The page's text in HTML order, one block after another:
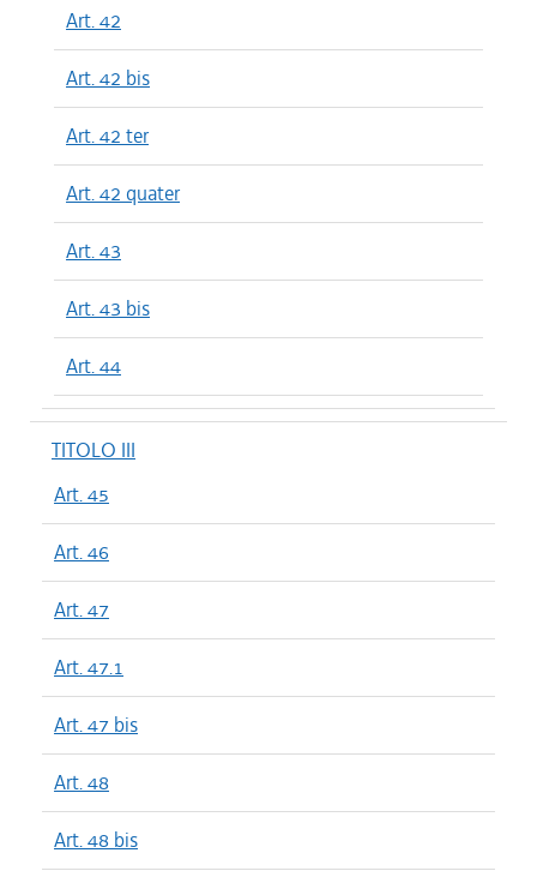
Art. 42
Art. 42 bis
Art. 42 ter
Art. 42 quater
Art. 43
Art. 43 bis
Art. 44
TITOLO III
Art. 45
Art. 46
Art. 47
Art. 47.1
Art. 47 bis
Art. 48
Art. 48 bis